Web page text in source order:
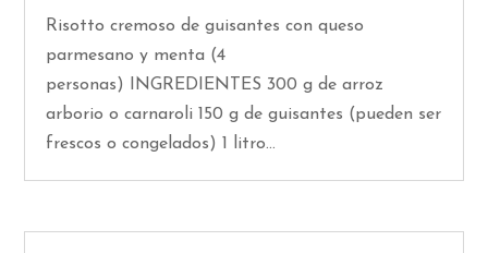
Risotto cremoso de guisantes con queso
parmesano y menta (4
personas) INGREDIENTES 300 g de arroz
arborio o carnaroli 150 g de guisantes (pueden ser
frescos o congelados) 1 litro...